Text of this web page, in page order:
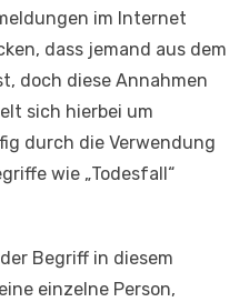
im Internet
dass jemand aus dem
doch diese Annahmen
sich hierbei um
durch die Verwendung
wie „Todesfall“
Begriff in diesem
einzelne Person,